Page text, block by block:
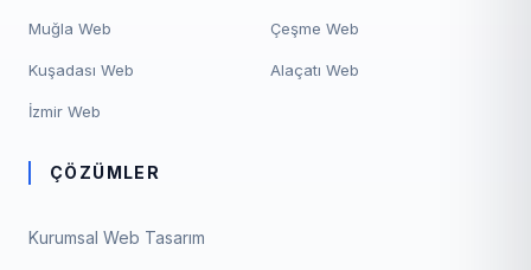
Muğla Web
Kuşadası Web
İzmir Web
Çeşme Web
Alaçatı Web
ÇÖZÜMLER
Kurumsal Web Tasarım